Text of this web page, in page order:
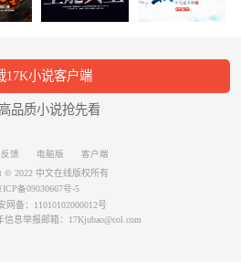
17K小说客户端
品质小说抢先看
反馈 电脑版
客户端
© 2022 中文在线版权所有
ICP备09030667号-5
网备：11010102000012号
息举报邮箱：17Kjubao@col.com